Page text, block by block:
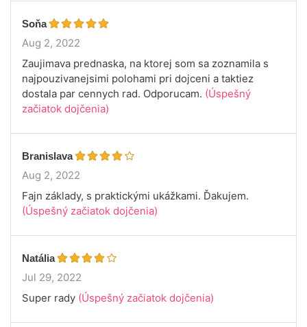
Soňa
Aug 2, 2022
Zaujimava prednaska, na ktorej som sa zoznamila s
najpouzivanejsimi polohami pri dojceni a taktiez
dostala par cennych rad. Odporucam. (Úspešný
začiatok dojčenia)
Branislava
Aug 2, 2022
Fajn základy, s praktickými ukážkami. Ďakujem.
(Úspešný začiatok dojčenia)
Natália
Jul 29, 2022
Super rady (Úspešný začiatok dojčenia)